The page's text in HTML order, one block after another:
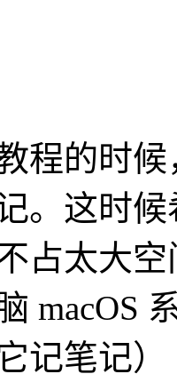
程的时
。这时
占太大
macOS
记笔记）